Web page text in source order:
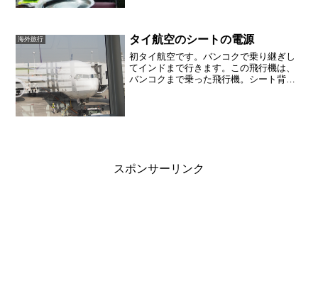
海外旅行 タイ航空のシートの電源
初タイ航空です。バンコクで乗り継ぎし
てインドまで行きます。この飛行機は、
バンコクまで乗った飛行機。シート背面
スポンサーリンク